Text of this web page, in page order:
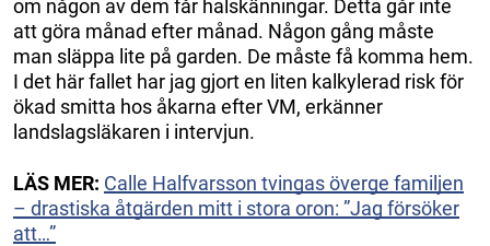
om någon av dem får halskänningar. Detta går inte
att göra månad efter månad. Någon gång måste
man släppa lite på garden. De måste få komma hem.
I det här fallet har jag gjort en liten kalkylerad risk för
ökad smitta hos åkarna efter VM, erkänner
landslagsläkaren i intervjun.
LÄS MER: Calle Halfvarsson tvingas överge familjen
– drastiska åtgärden mitt i stora oron: ”Jag försöker
att…”